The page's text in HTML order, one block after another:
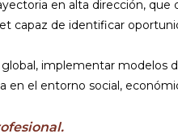
en alta dirección, que
capaz de identificar
implementar modelos
en el entorno social,